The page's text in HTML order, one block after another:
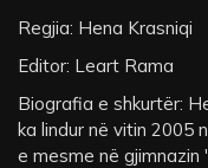
Regjia: Hena Krasniqi
Editor: Leart Rama
Biografia e shkurtër:
ka lindur në vitin 2005
e mesme në gjimnazin